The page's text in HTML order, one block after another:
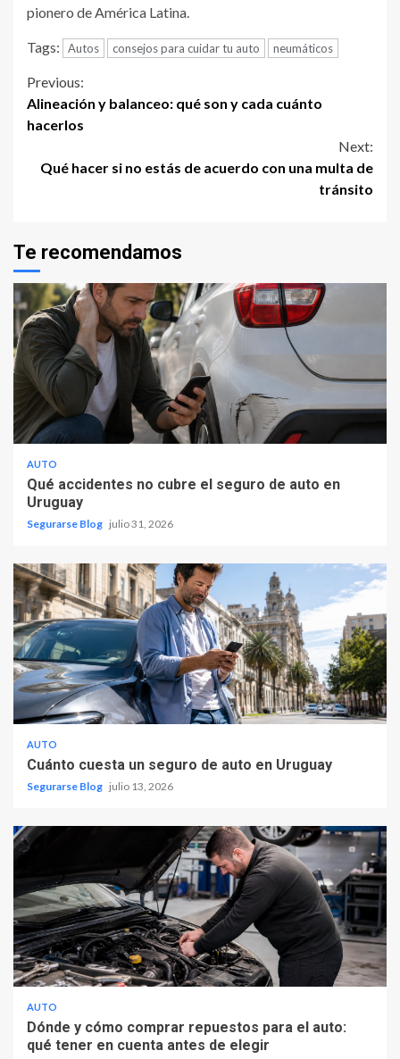
pionero de América Latina.
Tags: Autos consejos para cuidar tu auto neumáticos
Continue
Reading
Previous:
Alineación y balanceo: qué son y cada cuánto
hacerlos
Next:
Qué hacer si no estás de acuerdo con una multa de
tránsito
Te recomendamos
AUTO
Qué accidentes no cubre el seguro de auto en
Uruguay
Segurarse Blog julio 31, 2026
AUTO
Cuánto cuesta un seguro de auto en Uruguay
Segurarse Blog julio 13, 2026
AUTO
Dónde y cómo comprar repuestos para el auto:
qué tener en cuenta antes de elegir